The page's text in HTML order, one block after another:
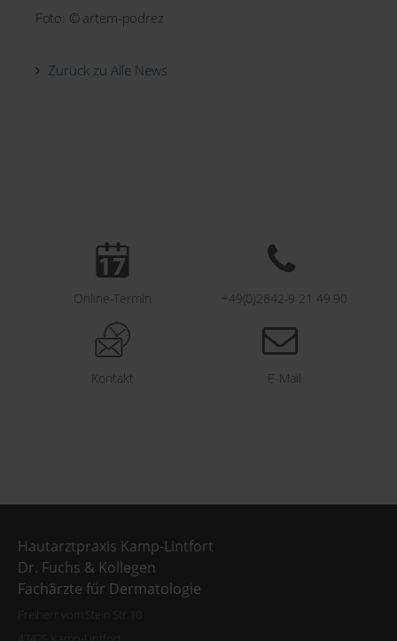
Foto: © artem-podrez
Zurück zu Alle News
Online-Termin +49(0)2842-9 21 49 90
Kontakt E-Mail
Hautarztpraxis Kamp-Lintfort
Dr. Fuchs & Kollegen
Fachärzte für Dermatologie